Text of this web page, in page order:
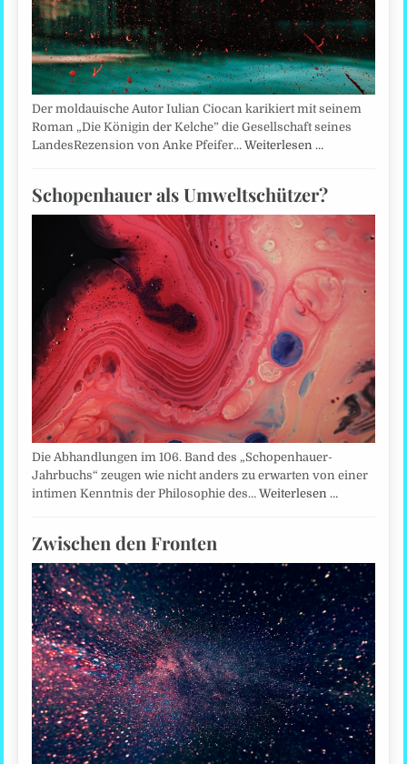
Der moldauische Autor Iulian Ciocan karikiert mit seinem
Roman „Die Königin der Kelche” die Gesellschaft seines
LandesRezension von Anke Pfeifer…Weiterlesen …
Schopenhauer als Umweltschützer?
Die Abhandlungen im 106. Band des „Schopenhauer-
Jahrbuchs“ zeugen wie nicht anders zu erwarten von einer
intimen Kenntnis der Philosophie des…Weiterlesen …
Zwischen den Fronten